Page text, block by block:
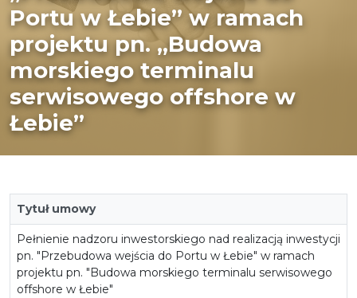
Portu w Łebie” w ramach
projektu pn. „Budowa
morskiego terminalu
serwisowego offshore w
Łebie”
Tytuł umowy
Pełnienie nadzoru inwestorskiego nad realizacją inwestycji
pn. "Przebudowa wejścia do Portu w Łebie" w ramach
projektu pn. "Budowa morskiego terminalu serwisowego
offshore w Łebie"